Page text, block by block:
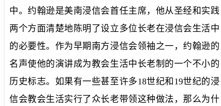
中。约翰逊是美南浸信会首任主席，他从圣经和实践
两个方面清楚地陈明了设立多位长老在浸信会生活中
的必要性。作为早期南方浸信会领袖之一，约翰逊的
名声使他的演讲成为教会生活中长老制的一个不小的
历史标志。如果有一些甚至许多18世纪和 19世纪的浸
信会教会生活实行了众长老带领这种做法，那么为什